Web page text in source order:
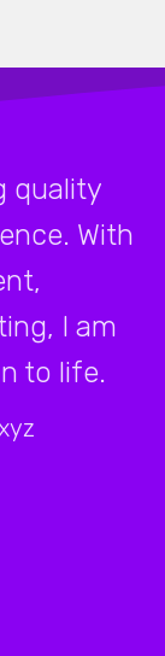
quality
With
I am
to life.